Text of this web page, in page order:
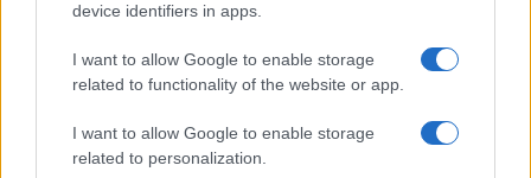
device identifiers in apps.
I want to allow Google to enable storage
related to functionality of the website or app.
I want to allow Google to enable storage
related to personalization.